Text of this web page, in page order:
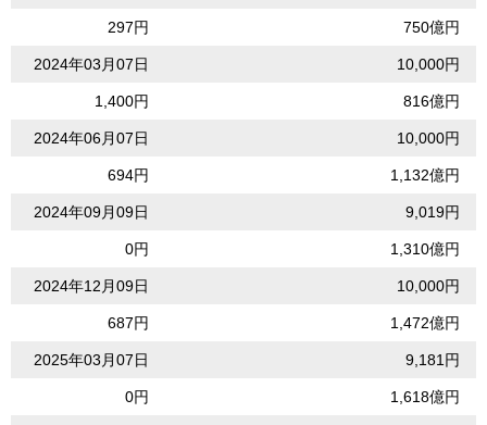
297円 750億円
2024年03月07日 10,000円
1,400円 816億円
2024年06月07日 10,000円
694円 1,132億円
2024年09月09日 9,019円
0円 1,310億円
2024年12月09日 10,000円
687円 1,472億円
2025年03月07日 9,181円
0円 1,618億円